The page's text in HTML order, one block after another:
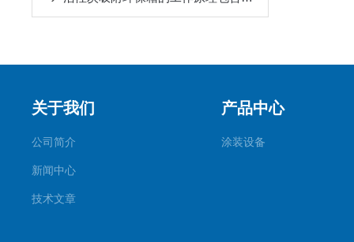
关于我们
公司简介
新闻中心
技术文章
产品中心
涂装设备